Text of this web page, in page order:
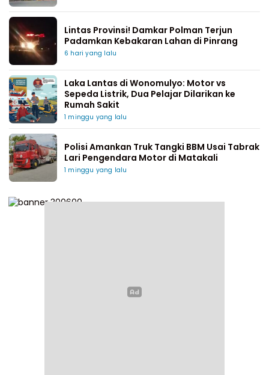
Lintas Provinsi! Damkar Polman Terjun
Padamkan Kebakaran Lahan di Pinrang
6 hari yang lalu
Laka Lantas di Wonomulyo: Motor vs
Sepeda Listrik, Dua Pelajar Dilarikan ke
Rumah Sakit
1 minggu yang lalu
Polisi Amankan Truk Tangki BBM Usai Tabrak
Lari Pengendara Motor di Matakali
1 minggu yang lalu